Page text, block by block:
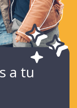
a tu